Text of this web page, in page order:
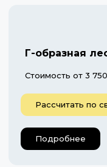
Г-образная
Стоимость от 3
Рассчитать по
Подробнее